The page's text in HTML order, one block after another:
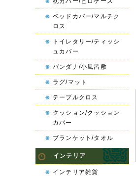
ベッドカバー/マルチク
ロス
トイレタリー/ティッシ
ュカバー
バンダナ/小風呂敷
ラグ/マット
テーブルクロス
クッション/クッション
カバー
ブランケット/タオル
インテリア
インテリア雑貨